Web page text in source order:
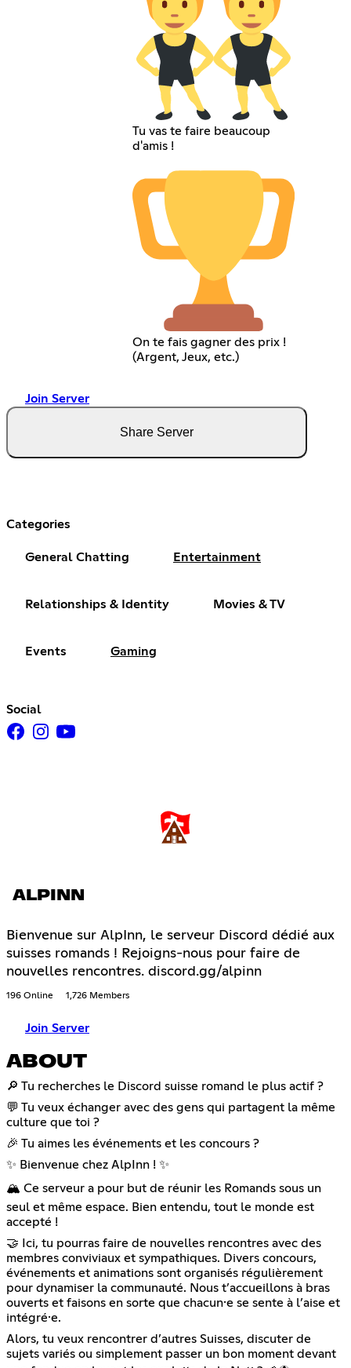
Tu vas te faire beaucoup
d'amis !
On te fais gagner des prix !
(Argent, Jeux, etc.)
Join Server
Share Server
Categories
General Chatting Entertainment
Relationships & Identity Movies & TV
Events Gaming
Social
ALPINN
Bienvenue sur AlpInn, le serveur Discord dédié aux
suisses romands ! Rejoigns-nous pour faire de
nouvelles rencontres. discord.gg/alpinn
196 Online 1,726 Members
Join Server
ABOUT
🔎 Tu recherches le Discord suisse romand le plus actif ?
💬 Tu veux échanger avec des gens qui partagent la même
culture que toi ?
🎉 Tu aimes les événements et les concours ?
✨ Bienvenue chez AlpInn ! ✨
🏔️ Ce serveur a pour but de réunir les Romands sous un
seul et même espace. Bien entendu, tout le monde est
accepté !
🤝 Ici, tu pourras faire de nouvelles rencontres avec des
membres conviviaux et sympathiques. Divers concours,
événements et animations sont organisés régulièrement
pour dynamiser la communauté. Nous t’accueillons à bras
ouverts et faisons en sorte que chacun·e se sente à l’aise et
intégré·e.
Alors, tu veux rencontrer d’autres Suisses, discuter de
sujets variés ou simplement passer un bon moment devant